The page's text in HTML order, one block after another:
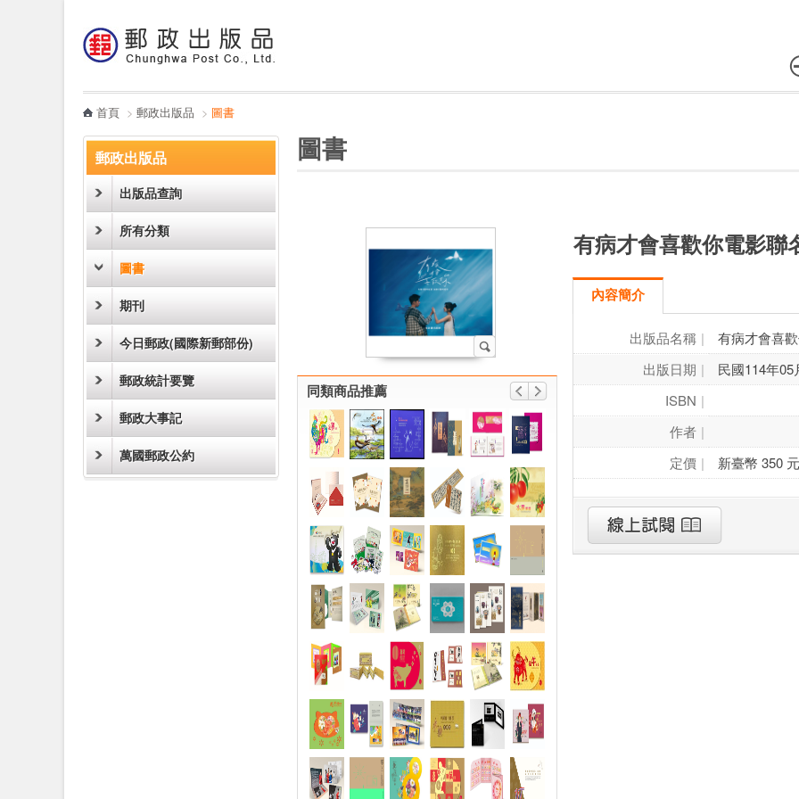
哪裡買
首頁 > 郵政出版品 > 圖書
郵政出版品
出版品查詢
所有分類
圖書
期刊
今日郵政(國際新郵部份)
郵政統計要覽
郵政大事記
萬國郵政公約
圖書
同類商品推薦
有病才會喜歡你電影聯
內容簡介
出版品名稱
有病才會喜
出版日期
民國114年05
ISBN
作者
定價
新臺幣 350 元